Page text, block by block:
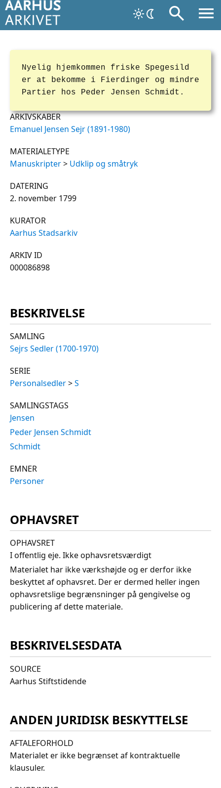
Nyelig hjemkommen friske Spegesild
er at bekomme i Fierdinger og mindre
Partier hos Peder Jensen Schmidt.
ARKIVSKABER
Emanuel Jensen Sejr (1891-1980)
MATERIALETYPE
Manuskripter> Udklip og småtryk
DATERING
2. november 1799
KURATOR
Aarhus Stadsarkiv
ARKIV ID
000086898
BESKRIVELSE
SAMLING
Sejrs Sedler (1700-1970)
SERIE
Personalsedler>S
SAMLINGSTAGS
Jensen
Peder Jensen Schmidt
Schmidt
EMNER
Personer
OPHAVSRET
OPHAVSRET
I offentlig eje. Ikke ophavsretsværdigt
Materialet har ikke værkshøjde og er derfor ikke
beskyttet af ophavsret. Der er dermed heller ingen
ophavsretslige begrænsninger på gengivelse og
publicering af dette materiale.
BESKRIVELSESDATA
SOURCE
Aarhus Stiftstidende
ANDEN JURIDISK BESKYTTELSE
AFTALEFORHOLD
Materialet er ikke begrænset af kontraktuelle
klausuler.